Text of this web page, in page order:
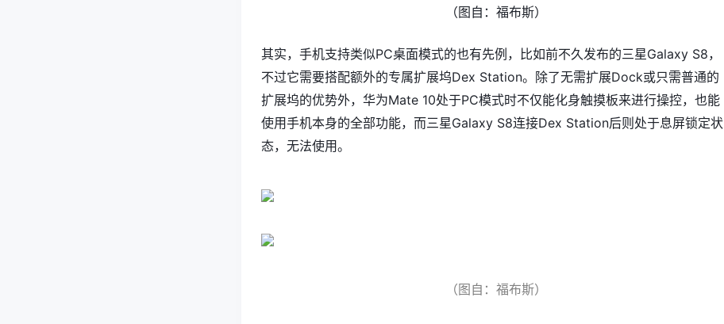
（图自：福布斯）
其实，手机支持类似PC桌面模式的也有先例，比如前不久发布的三星Galaxy S8，
不过它需要搭配额外的专属扩展坞Dex Station。除了无需扩展Dock或只需普通的
扩展坞的优势外，华为Mate 10处于PC模式时不仅能化身触摸板来进行操控，也能
使用手机本身的全部功能，而三星Galaxy S8连接Dex Station后则处于息屏锁定状
态，无法使用。
（图自：福布斯）